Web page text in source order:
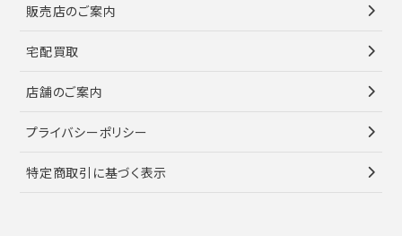
販売店のご案内
宅配買取
店舗のご案内
プライバシーポリシー
特定商取引に基づく表示